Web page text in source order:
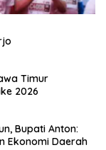
Timur
2026
Bupati Anton:
Ekonomi Daerah